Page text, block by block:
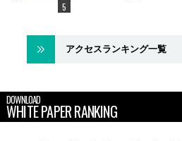
アクセスランキング一覧
DOWNLOAD
WHITE PAPER RANKING